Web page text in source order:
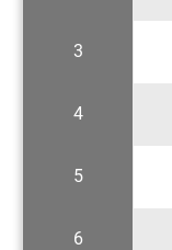
3
4
5
6